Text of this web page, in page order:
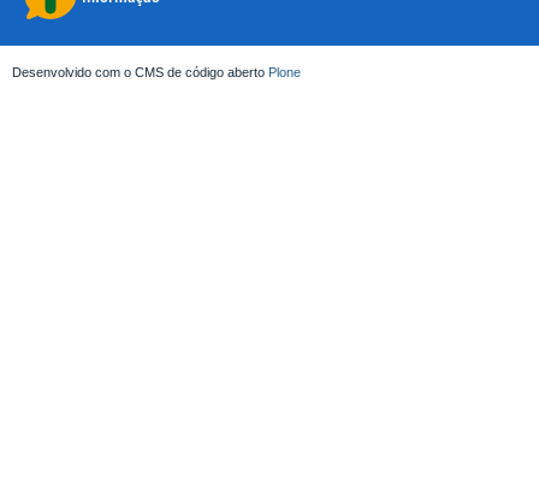
Desenvolvido com o CMS de código aberto Plone